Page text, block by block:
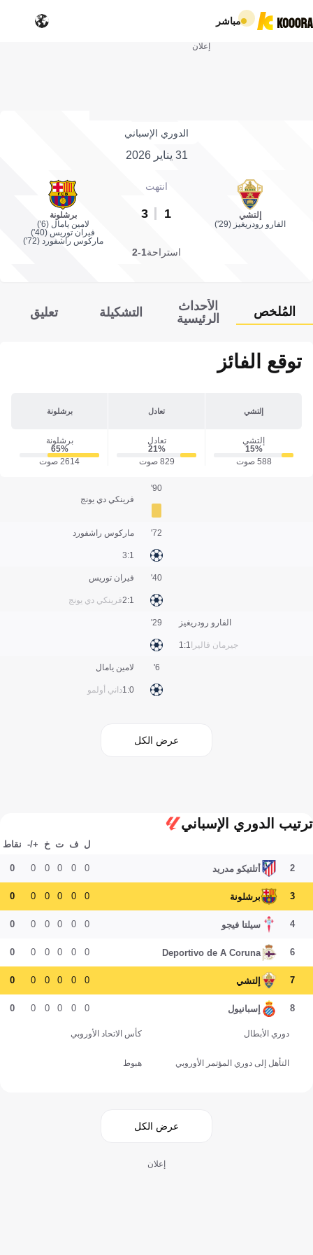
مباشر
إعلان
الدوري الإسباني
31 يناير 2026
إلتشي
الفارو رودريغيز (29')
انتهت
1
3
برشلونة
لامين يامال (6')
فيران توريس (40')
ماركوس راشفورد (72')
استراحة1-2
المُلخص
الأحداث
الرئيسية
التشكيلة تعليق
توقع الفائز
إلتشي تعادل برشلونة
إلتشي
15‎%‎
588 صوت
تعادل
21‎%‎
829 صوت
برشلونة
65‎%‎
2614 صوت
فرينكي دي يونج
90'
ماركوس راشفورد
1:3
72'
فيران توريس
فرينكي دي يونج1:2
40'
الفارو رودريغيز
جيرمان فاليرا 1:1
29'
لامين يامال
داني أولمو0:1
6'
عرض الكل
ترتيب الدوري الإسباني
ل ف ت خ +/- نقاط
2 أتلتيكو مدريد 0
0
0
0
0
0
3 برشلونة 0
0
0
0
0
0
4 سيلتا فيجو 0
0
0
0
0
0
6
Deportivo de A Coruna
0
0
0
0
0
0
7 إلتشي 0
0
0
0
0
0
8 إسبانيول 0
0
0
0
0
0
دوري الأبطال كأس الاتحاد الأوروبي
التأهل إلى دوري المؤتمر الأوروبي هبوط
عرض الكل
إعلان